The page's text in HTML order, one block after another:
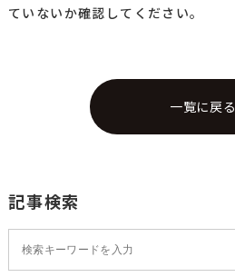
記事検索
ていないか確認してください。
一覧に戻る